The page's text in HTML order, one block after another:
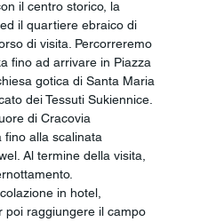
il centro storico, la
il quartiere ebraico di
di visita. Percorreremo
fino ad arrivare in Piazza
gotica di Santa Maria
dei Tessuti Sukiennice.
di Cracovia
fino alla scalinata
Al termine della visita,
in hotel,
poi raggiungere il campo